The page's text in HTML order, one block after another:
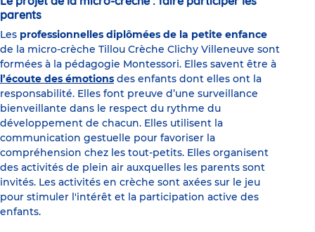
parents
Les professionnelles diplômées de la petite enfance
de la micro-crèche Tillou Crèche Clichy Villeneuve sont
formées à la pédagogie Montessori. Elles savent être à
l’écoute des émotions des enfants dont elles ont la
responsabilité. Elles font preuve d’une surveillance
bienveillante dans le respect du rythme du
développement de chacun. Elles utilisent la
communication gestuelle pour favoriser la
compréhension chez les tout-petits. Elles organisent
des activités de plein air auxquelles les parents sont
invités. Les activités en crèche sont axées sur le jeu
pour stimuler l'intérêt et la participation active des
enfants.